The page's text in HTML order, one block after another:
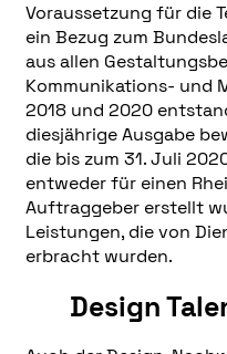
Voraussetzung für die
ein Bezug zum
aus allen
Kommunikations- und
2018 und 2020
diesjährige Ausgabe
die bis zum 31. Juli
entweder für einen
Auftraggeber erstellt
Leistungen, die von
erbracht wurden.
Design